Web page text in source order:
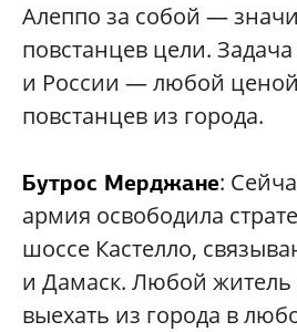
Алеппо за собой —
повстанцев цели.
и России — любой
повстанцев из города.
Бутрос Мерджане:
армия освободила
шоссе Кастелло,
и Дамаск. Любой
выехать из города в